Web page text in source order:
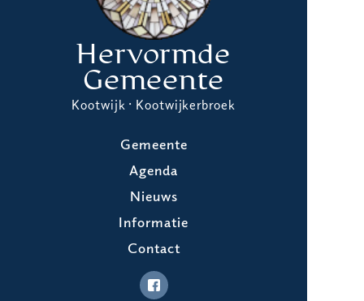
Hervormde
Gemeente
Kootwijk · Kootwijkerbroek
Gemeente
Agenda
Nieuws
Informatie
Contact